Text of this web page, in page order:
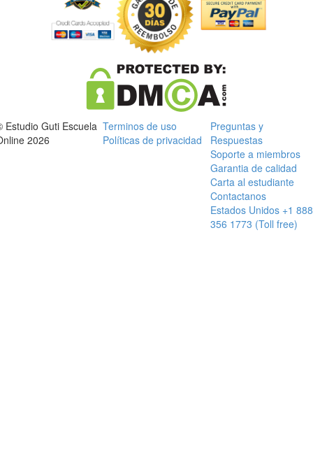
Estudio Guti Escuela
2026
Terminos de uso
Políticas de privacidad
Preguntas y
Respuestas
Soporte a miembros
Garantia de calidad
Carta al estudiante
Contactanos
Estados Unidos +1 888
356 1773 (Toll free)